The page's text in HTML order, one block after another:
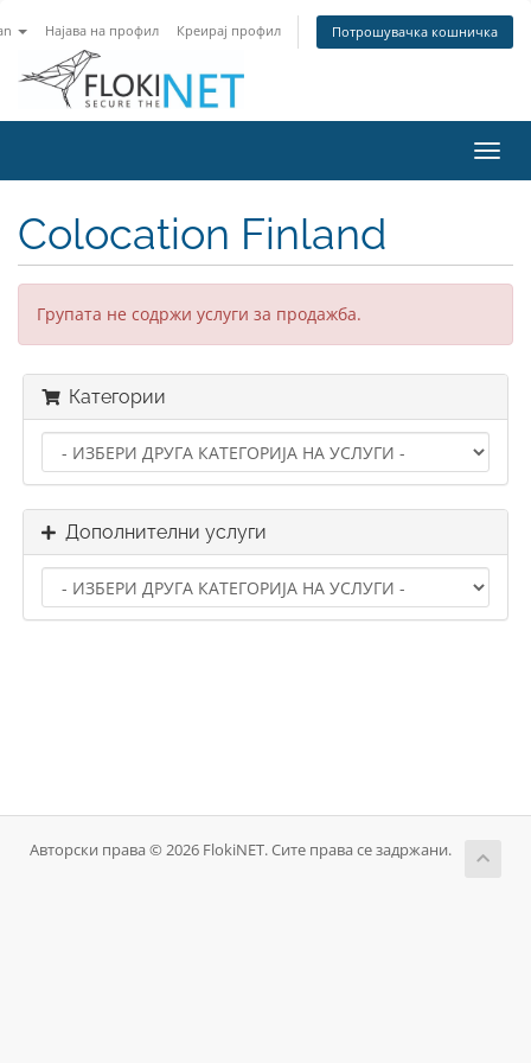
Најава на профил Креирај профил Потрошувачка кошничка
ја
Colocation Finland
Групата не содржи услуги за продажба.
Категории
Дополнителни услуги
Авторски права © 2026 FlokiNET. Сите права се задржани.